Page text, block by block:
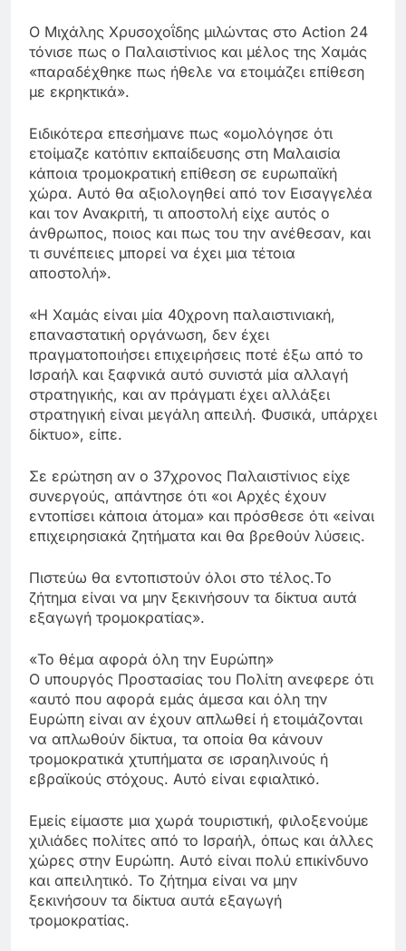
Ο Μιχάλης Χρυσοχοΐδης μιλώντας στο Action 24
τόνισε πως ο Παλαιστίνιος και μέλος της Χαμάς
«παραδέχθηκε πως ήθελε να ετοιμάζει επίθεση
με εκρηκτικά».
Ειδικότερα επεσήμανε πως «ομολόγησε ότι
ετοίμαζε κατόπιν εκπαίδευσης στη Μαλαισία
κάποια τρομοκρατική επίθεση σε ευρωπαϊκή
χώρα. Αυτό θα αξιολογηθεί από τον Εισαγγελέα
και τον Ανακριτή, τι αποστολή είχε αυτός ο
άνθρωπος, ποιος και πως του την ανέθεσαν, και
τι συνέπειες μπορεί να έχει μια τέτοια
αποστολή».
«Η Χαμάς είναι μία 40χρονη παλαιστινιακή,
επαναστατική οργάνωση, δεν έχει
πραγματοποιήσει επιχειρήσεις ποτέ έξω από το
Ισραήλ και ξαφνικά αυτό συνιστά μία αλλαγή
στρατηγικής, και αν πράγματι έχει αλλάξει
στρατηγική είναι μεγάλη απειλή. Φυσικά, υπάρχει
δίκτυο», είπε.
Σε ερώτηση αν ο 37χρονος Παλαιστίνιος είχε
συνεργούς, απάντησε ότι «οι Αρχές έχουν
εντοπίσει κάποια άτομα» και πρόσθεσε ότι «είναι
επιχειρησιακά ζητήματα και θα βρεθούν λύσεις.
Πιστεύω θα εντοπιστούν όλοι στο τέλος.Το
ζήτημα είναι να μην ξεκινήσουν τα δίκτυα αυτά
εξαγωγή τρομοκρατίας».
«Το θέμα αφορά όλη την Ευρώπη»
Ο υπουργός Προστασίας του Πολίτη ανεφερε ότι
«αυτό που αφορά εμάς άμεσα και όλη την
Ευρώπη είναι αν έχουν απλωθεί ή ετοιμάζονται
να απλωθούν δίκτυα, τα οποία θα κάνουν
τρομοκρατικά χτυπήματα σε ισραηλινούς ή
εβραϊκούς στόχους. Αυτό είναι εφιαλτικό.
Εμείς είμαστε μια χωρά τουριστική, φιλοξενούμε
χιλιάδες πολίτες από το Ισραήλ, όπως και άλλες
χώρες στην Ευρώπη. Αυτό είναι πολύ επικίνδυνο
και απειλητικό. Το ζήτημα είναι να μην
ξεκινήσουν τα δίκτυα αυτά εξαγωγή
τρομοκρατίας.